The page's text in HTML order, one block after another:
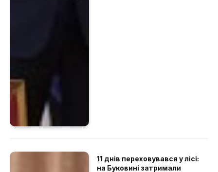
11 днів переховувався у лісі:
на Буковині затримали